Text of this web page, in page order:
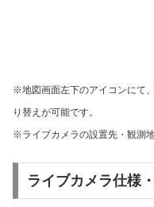
※地図画面左下のアイコンにて
り替えが可能です。
※ライブカメラの設置先・観測
ライブカメラ仕様